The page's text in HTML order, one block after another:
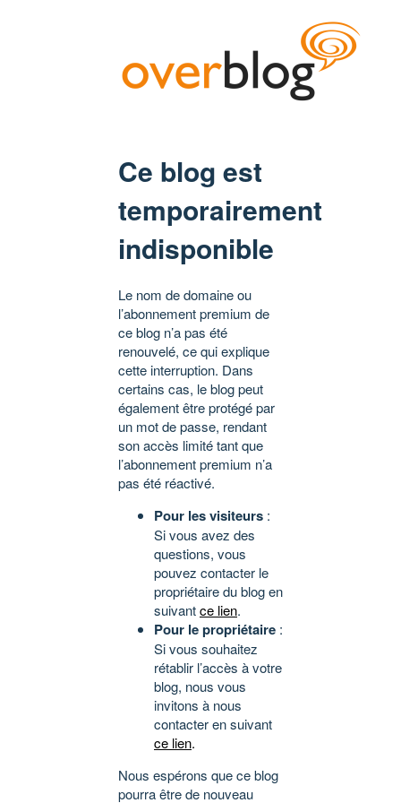
Ce blog est
temporairement
indisponible
Le nom de domaine ou
l’abonnement premium de
ce blog n’a pas été
renouvelé, ce qui explique
cette interruption. Dans
certains cas, le blog peut
également être protégé par
un mot de passe, rendant
son accès limité tant que
l’abonnement premium n’a
pas été réactivé.
Pour les visiteurs :
Si vous avez des
questions, vous
pouvez contacter le
propriétaire du blog en
suivantce lien.
Pour le propriétaire :
Si vous souhaitez
rétablir l’accès à votre
blog, nous vous
invitons à nous
contacter en suivant
ce lien.
Nous espérons que ce blog
pourra être de nouveau